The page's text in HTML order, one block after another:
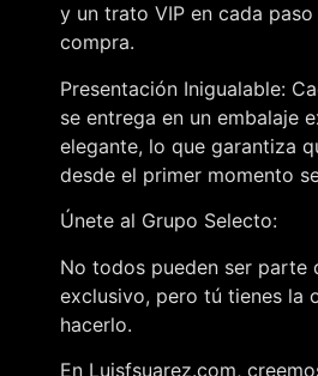
y un trato VIP en cada
compra.
Presentación Inigualable:
se entrega en un embalaje
elegante, lo que garantiza
desde el primer momento
Únete al Grupo Selecto:
No todos pueden ser parte
exclusivo, pero tú tienes la
hacerlo.
En Luisfsuarez.com,